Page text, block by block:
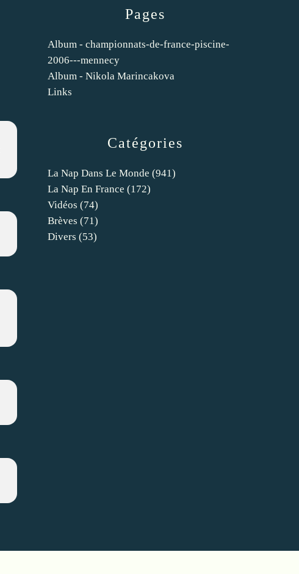
Catégories
La Nap Dans Le Monde (941)
La Nap En France (172)
Vidéos (74)
Brèves (71)
Divers (53)
Pages
Album - championnats-de-france-piscine-
2006---mennecy
Album - Nikola Marincakova
Links